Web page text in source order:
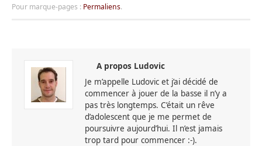
on peut aller jusqu'à 5
Pour marque-pages : Permaliens.
A propos Ludovic
Je m’appelle Ludovic et j’ai décidé de
commencer à jouer de la basse il n’y a
pas très longtemps. C’était un rêve
d’adolescent que je me permet de
poursuivre aujourd’hui. Il n’est jamais
trop tard pour commencer :-).